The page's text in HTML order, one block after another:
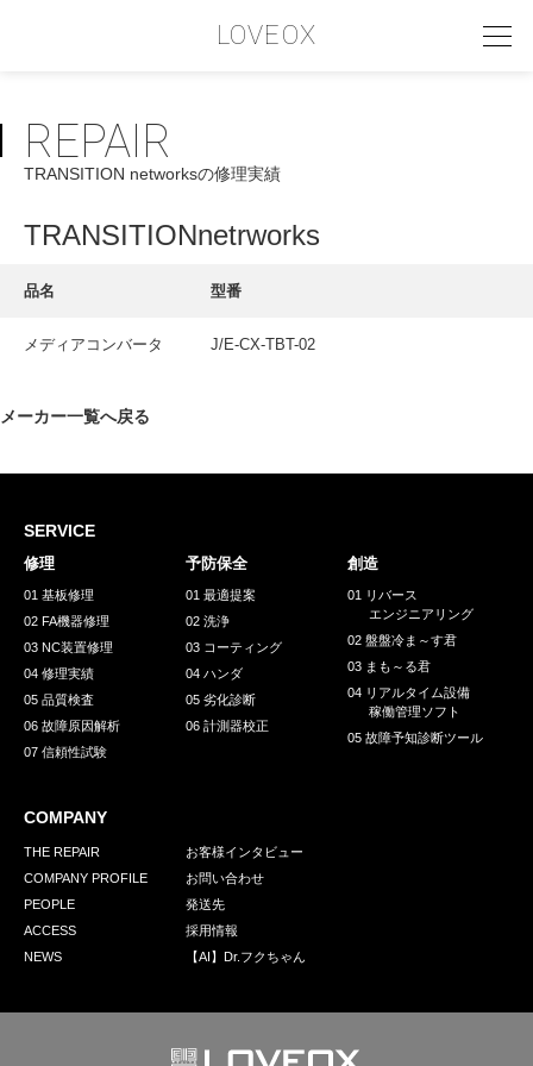
LOVEOX
PHILOSOPHY
フィロソフィー
COMPANY PROFILE
INTERVIEW
採用情報
GREEN CHALLENGE
環境への取り組み
お問い合わせ 発送先
REPAIR
TRANSITION networksの修理実績
TRANSITIONnetrworks
品名 型番
メディアコンバータ J/E-CX-TBT-02
メーカー一覧へ戻る
SERVICE
修理
01 基板修理
02 FA機器修理
03 NC装置修理
04 修理実績
05 品質検査
06 故障原因解析
07 信頼性試験
予防保全
01 最適提案
02 洗浄
03 コーティング
04 ハンダ
05 劣化診断
06 計測器校正
創造
01 リバース
エンジニアリング
02 盤盤冷ま～す君
03 まも～る君
04 リアルタイム設備
稼働管理ソフト
05 故障予知診断ツール
COMPANY
THE REPAIR
COMPANY PROFILE
PEOPLE
ACCESS
NEWS
お客様インタビュー
お問い合わせ
発送先
採用情報
【AI】Dr.フクちゃん